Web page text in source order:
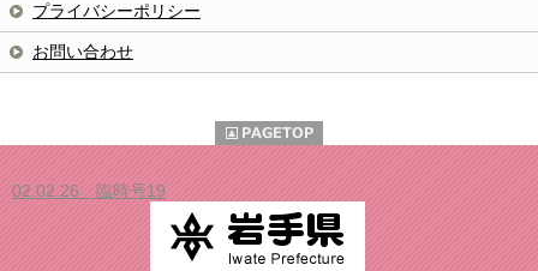
プライバシーポリシー
お問い合わせ
02.02.26 臨時号19